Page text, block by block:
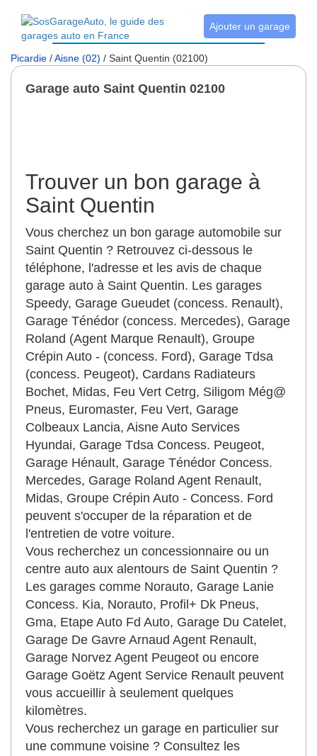
Ajouter un garage
Picardie /Aisne (02) / Saint Quentin (02100)
Garage auto Saint Quentin 02100
Trouver un bon garage à
Saint Quentin
Vous cherchez un bon garage automobile sur
Saint Quentin ? Retrouvez ci-dessous le
téléphone, l'adresse et les avis de chaque
garage auto à Saint Quentin. Les garages
Speedy, Garage Gueudet (concess. Renault),
Garage Ténédor (concess. Mercedes), Garage
Roland (Agent Marque Renault), Groupe
Crépin Auto - (concess. Ford), Garage Tdsa
(concess. Peugeot), Cardans Radiateurs
Bochet, Midas, Feu Vert Cetrg, Siligom Még@
Pneus, Euromaster, Feu Vert, Garage
Colbeaux Lancia, Aisne Auto Services
Hyundai, Garage Tdsa Concess. Peugeot,
Garage Hénault, Garage Ténédor Concess.
Mercedes, Garage Roland Agent Renault,
Midas, Groupe Crépin Auto - Concess. Ford
peuvent s'occuper de la réparation et de
l'entretien de votre voiture.
Vous recherchez un concessionnaire ou un
centre auto aux alentours de Saint Quentin ?
Les garages comme Norauto, Garage Lanie
Concess. Kia, Norauto, Profil+ Dk Pneus,
Gma, Etape Auto Fd Auto, Garage Du Catelet,
Garage De Gavre Arnaud Agent Renault,
Garage Norvez Agent Peugeot ou encore
Garage Goëtz Agent Service Renault peuvent
vous accueillir à seulement quelques
kilomètres.
Vous recherchez un garage en particulier sur
une commune voisine ? Consultez les